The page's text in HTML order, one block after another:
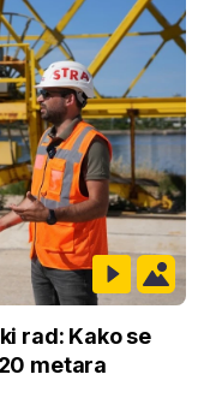
rad: Kako se
metara